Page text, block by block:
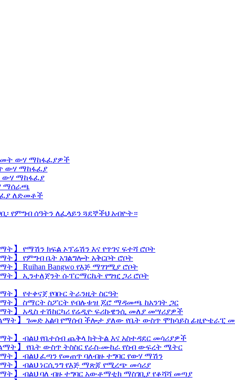
ውሃ ማከፋፈያዎች
ውሃ ማከፋፈያ
ውሃ ማከፋፈያ
ማሰራጫ
ለድመቶች
የምግብ ሰዓትን ለፌላይን ጓደኞችህ አብዮት።
】 የማሽን ክፍል ኦፕሬሽን እና የጥገና ፍተሻ ሮቦት
】 የምግብ ቤት አገልግሎት አቅርቦት ሮቦት
】 Ruihan Bangwo የእጅ ማገገሚያ ሮቦት
】 ኢንተለጀንት ሱፐርማርኬት የግዢ ጋሪ ሮቦት
】 የተቀናጀ የባቡር ትራንዚት ስርዓት
】 ስማርት ስፖርት የብሉቱዝ ጆሮ ማዳመጫ ከአንገት ጋር
】 አዲስ ተሽከርካሪ የሬዲዮ ፍሪኩዌንሲ መለያ መሣሪያዎች
ልማት】 ገመድ አልባ የማሰብ ችሎታ ያለው የቤት ውስጥ ሞክሳይስ ፊዚዮቴራፒ
】 ብልህ የቤተሰብ ጨቅላ ክትትል እና አስተዳደር መሳሪያዎች
ልማት】 የቤት ውስጥ ትስስር የራስ-ሙከራ የስብ ውፍረት ሜትር
】 ብልህ ፈጣን የመጠጥ ባለብዙ ተግባር የውሃ ማሽን
】 ብልህ ነርሲንግ የእጅ ማጽጃ የሚረጭ መሳሪያ
】 ብልህ ባለ ብዙ ተግባር አውቶማቲክ ማስገቢያ የቆሻሻ መጣያ